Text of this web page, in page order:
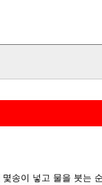
송이 넣고 물을 붓는